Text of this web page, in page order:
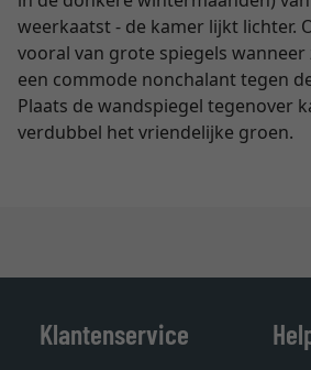
weerkaatst - de kamer lijkt lichter.
vooral van grote spiegels
een commode nonchalant tegen
Plaats de wandspiegel tegenover
verdubbel het vriendelijke groen.
Klantenservice